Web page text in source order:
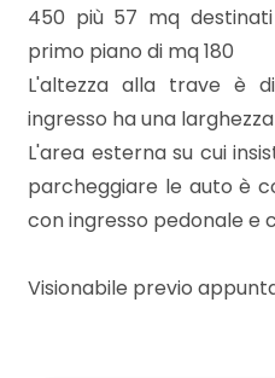
450 più 57 mq
primo piano di mq 180
L'altezza alla trave è
ingresso ha una
L'area esterna su cui
parcheggiare le auto è
con ingresso pedonale e
Visionabile previo
Locali
minimi
Qualsiasi